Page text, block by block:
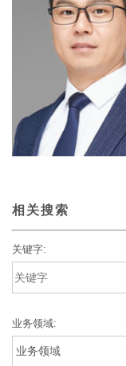
相关搜索
关键字:
业务领域: